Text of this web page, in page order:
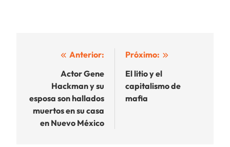
Navegación
entradas
Anterior:
Actor Gene
Hackman y su
esposa son hallados
muertos en su casa
en Nuevo México
Próximo:
El litio y el
capitalismo de
mafia